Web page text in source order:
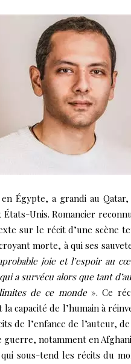
Égypte, a grandi au
États-Unis. Romancier
sur le récit d’une scène
morte, à qui ses
joie et l’espoir au
a survécu alors que tant
de ce monde». Ce
capacité de l’humain à
de l’enfance de l’auteur,
guerre, notamment en
sous-tend les récits du